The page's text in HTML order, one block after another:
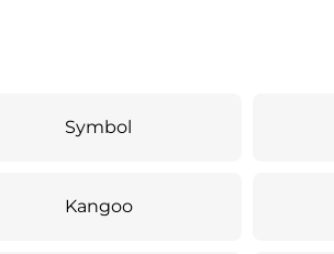
Symbol
Kangoo